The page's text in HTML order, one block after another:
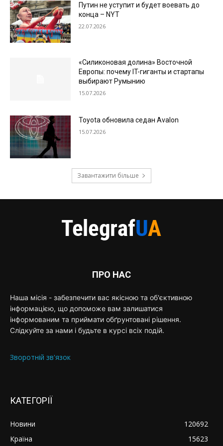
Путин не уступит и будет воевать до
конца – NYT
22.07.2026
«Силиконовая долина» Восточной
Европы: почему IT-гиганты и стартапы
выбирают Румынию
15.07.2026
Toyota обновила седан Avalon
15.07.2026
Завантажити більше
ПРО НАС
Наша місія - забезпечити вас якісною та об'єктивною
інформацією, що допоможе вам залишатися
інформованим та приймати обґрунтовані рішення.
Слідкуйте за нами і будьте в курсі всіх подій.
Зворотній зв'язок
КАТЕГОРІЇ
Новини
120692
Країна
15623